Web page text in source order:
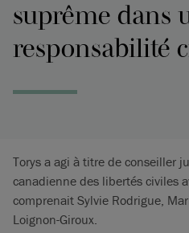
suprême dans
responsabilité
Torys a agi à titre de conseiller
canadienne des libertés civiles
comprenait Sylvie Rodrigue,
Loignon-Giroux.